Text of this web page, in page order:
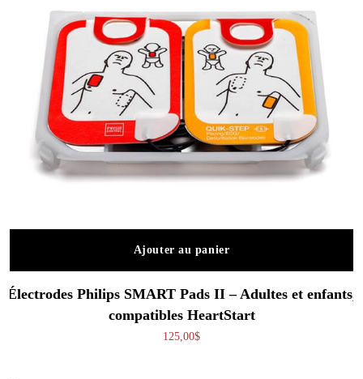
Ajouter au panier
Électrodes Philips SMART Pads II – Adultes et enfants,
compatibles HeartStart
125,00$